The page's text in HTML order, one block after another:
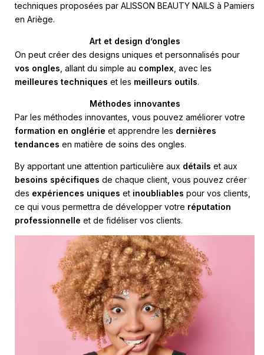
techniques proposées par ALISSON BEAUTY NAILS à Pamiers
en Ariège.
Art et design d’ongles
On peut créer des designs uniques et personnalisés pour
vos ongles , allant du simple au complex , avec les
meilleures techniques et les meilleurs outils.
Méthodes innovantes
Par les méthodes innovantes, vous pouvez améliorer votre
formation en onglérie et apprendre les dernières
tendances en matière de soins des ongles.
By apportant une attention particulière aux détails et aux
besoins spécifiques de chaque client, vous pouvez créer
des expériences uniques et inoubliables pour vos clients,
ce qui vous permettra de développer votre réputation
professionnelle et de fidéliser vos clients.